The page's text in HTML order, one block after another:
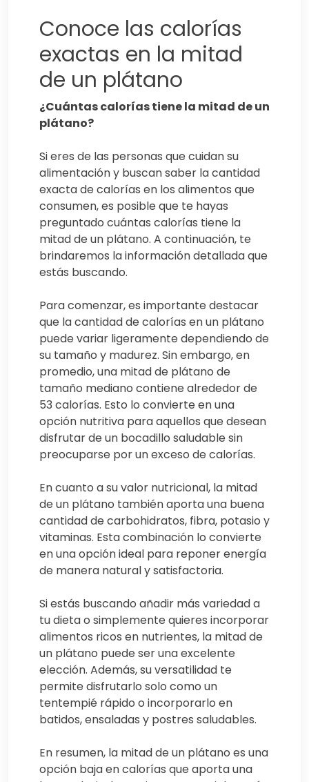
Conoce las calorías
exactas en la mitad
de un plátano
¿Cuántas calorías tiene la mitad de un
plátano?
Si eres de las personas que cuidan su
alimentación y buscan saber la cantidad
exacta de calorías en los alimentos que
consumen, es posible que te hayas
preguntado cuántas calorías tiene la
mitad de un plátano. A continuación, te
brindaremos la información detallada que
estás buscando.
Para comenzar, es importante destacar
que la cantidad de calorías en un plátano
puede variar ligeramente dependiendo de
su tamaño y madurez. Sin embargo, en
promedio, una mitad de plátano de
tamaño mediano contiene alrededor de
53 calorías. Esto lo convierte en una
opción nutritiva para aquellos que desean
disfrutar de un bocadillo saludable sin
preocuparse por un exceso de calorías.
En cuanto a su valor nutricional, la mitad
de un plátano también aporta una buena
cantidad de carbohidratos, fibra, potasio y
vitaminas. Esta combinación lo convierte
en una opción ideal para reponer energía
de manera natural y satisfactoria.
Si estás buscando añadir más variedad a
tu dieta o simplemente quieres incorporar
alimentos ricos en nutrientes, la mitad de
un plátano puede ser una excelente
elección. Además, su versatilidad te
permite disfrutarlo solo como un
tentempié rápido o incorporarlo en
batidos, ensaladas y postres saludables.
En resumen, la mitad de un plátano es una
opción baja en calorías que aporta una